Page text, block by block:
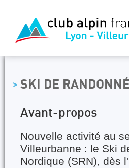
SKI DE
Avant-propos
Nouvelle activité au
Villeurbanne : le Ski
Nordique (SRN), dès